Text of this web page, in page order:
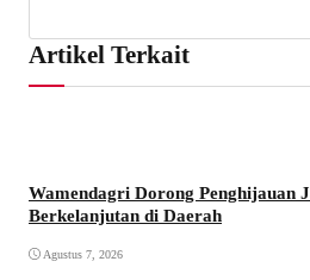
Artikel Terkait
Wamendagri Dorong Penghijauan
Berkelanjutan di Daerah
Agustus 7, 2026